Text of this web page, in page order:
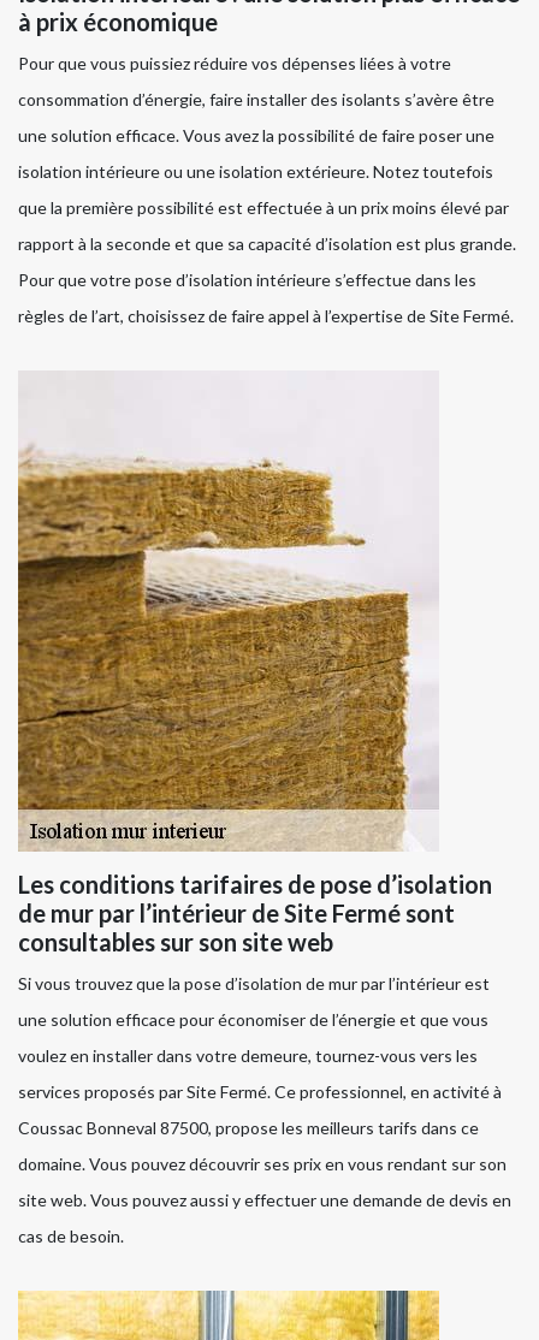
à prix économique
Pour que vous puissiez réduire vos dépenses liées à votre
consommation d’énergie, faire installer des isolants s’avère être
une solution efficace. Vous avez la possibilité de faire poser une
isolation intérieure ou une isolation extérieure. Notez toutefois
que la première possibilité est effectuée à un prix moins élevé par
rapport à la seconde et que sa capacité d’isolation est plus grande.
Pour que votre pose d’isolation intérieure s’effectue dans les
règles de l’art, choisissez de faire appel à l’expertise de Site Fermé.
Les conditions tarifaires de pose d’isolation
de mur par l’intérieur de Site Fermé sont
consultables sur son site web
Si vous trouvez que la pose d’isolation de mur par l’intérieur est
une solution efficace pour économiser de l’énergie et que vous
voulez en installer dans votre demeure, tournez-vous vers les
services proposés par Site Fermé. Ce professionnel, en activité à
Coussac Bonneval 87500, propose les meilleurs tarifs dans ce
domaine. Vous pouvez découvrir ses prix en vous rendant sur son
site web. Vous pouvez aussi y effectuer une demande de devis en
cas de besoin.